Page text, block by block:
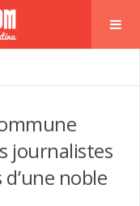
journalistes
noble